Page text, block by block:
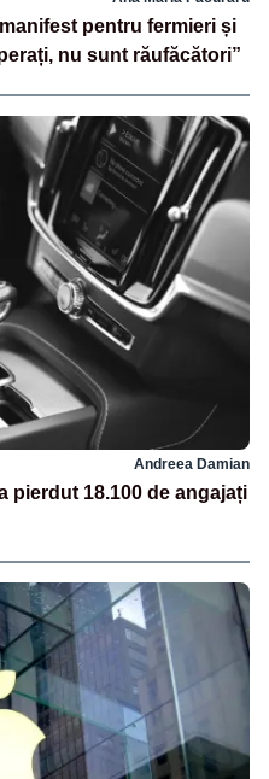
pentru fermieri și
nu sunt răufăcători”
Andreea Damian
pierdut 18.100 de angajați